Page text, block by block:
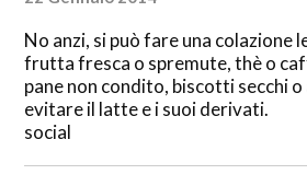
No anzi, si può fare una colazione
frutta fresca o spremute, thè o
pane non condito, biscotti secchi
evitare il latte e i suoi
social